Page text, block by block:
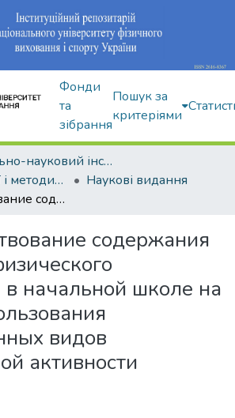
Фонди
та
зібрання
Пошук за
критеріями
Навчально-науковий інститут здоров'я, реабілітації та фізичного виховання
Кафедра теорії і методики фізичного виховання
Наукові видання
Совершенствование содержания программ физического воспитания в начальной школе на основе использования инновационных видов двигательной активности
содержания
в начальной школе на
видов
активности